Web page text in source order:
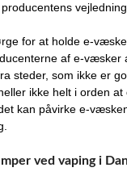
for at holde e-
af e-væsker
steder, som ikke er
ikke helt i orden at
kan påvirke e-
ved vaping i